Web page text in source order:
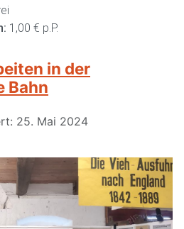
1,00 € p.P.
in der
Bahn
25. Mai 2024